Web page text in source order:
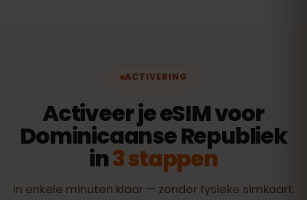
ACTIVERING
Activeer je eSIM voor
Dominicaanse Republiek
in3 stappen
In enkele minuten klaar — zonder fysieke simkaart.